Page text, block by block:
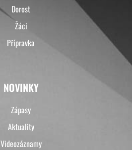
Dorost
Žáci
Přípravka
NOVINKY
Zápasy
Aktuality
Videozáznamy